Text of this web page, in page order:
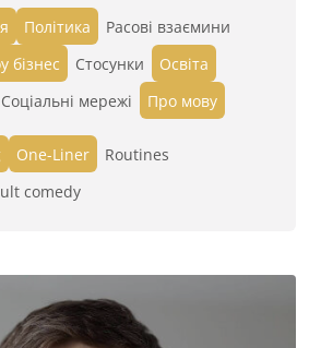
Політика
Расові взаємини
бізнес Стосунки
Освіта
Cоціальні мережі Про мову
One-Liner
Routines
comedy